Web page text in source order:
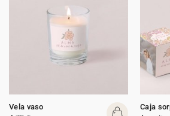
Vela vaso
Caja